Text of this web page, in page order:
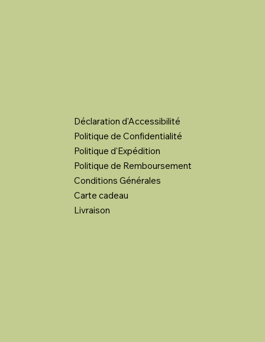
Déclaration d'Accessibilité
Politique de Confidentialité
Politique d'Expédition
Politique de Remboursement
Conditions Générales
Carte cadeau
Livraison